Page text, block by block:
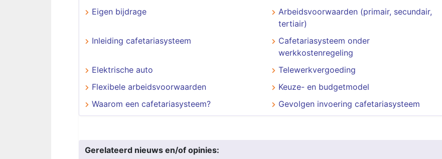
Eigen bijdrage
Arbeidsvoorwaarden (primair, secundair,
tertiair)
Inleiding cafetariasysteem
Cafetariasysteem onder
werkkostenregeling
Elektrische auto
Telewerkvergoeding
Flexibele arbeidsvoorwaarden
Keuze- en budgetmodel
Waarom een cafetariasysteem?
Gevolgen invoering cafetariasysteem
Gerelateerd nieuws en/of opinies: